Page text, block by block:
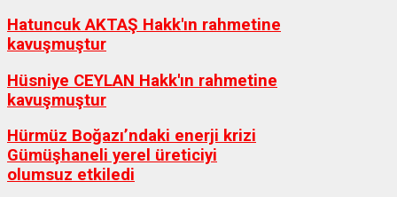
Hatuncuk AKTAŞ Hakk'ın rahmetine
kavuşmuştur
Hüsniye CEYLAN Hakk'ın rahmetine
kavuşmuştur
Hürmüz Boğazı’ndaki enerji krizi
Gümüşhaneli yerel üreticiyi
olumsuz etkiledi